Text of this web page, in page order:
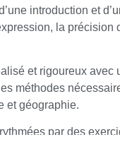
introduction et
la
et rigoureux avec
les méthodes
et géographie.
par des